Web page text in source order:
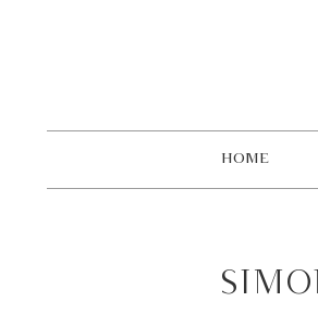
HOME